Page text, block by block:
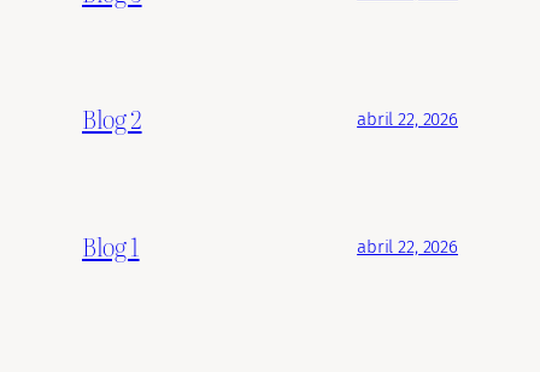
Blog 2 abril 22, 2026
Blog 1 abril 22, 2026